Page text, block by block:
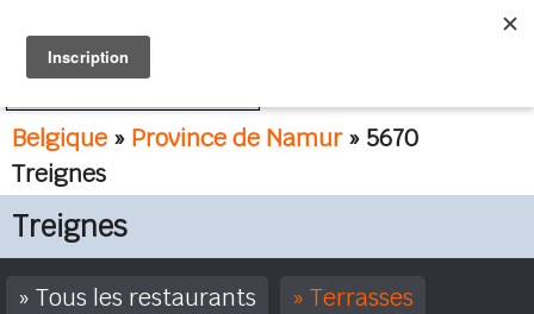
Belgique » Province de Namur» 5670
Treignes
Treignes
Tous les restaurants Terrasses